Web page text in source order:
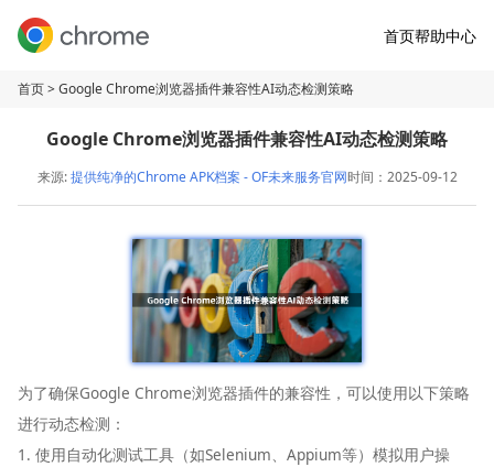
首页帮助中心
首页> Google Chrome浏览器插件兼容性AI动态检测策略
Google Chrome浏览器插件兼容性AI动态检测策略
来源:提供纯净的Chrome APK档案 - OF未来服务官网时间：2025-09-12
为了确保Google Chrome浏览器插件的兼容性，可以使用以下策略
进行动态检测：
1. 使用自动化测试工具（如Selenium、Appium等）模拟用户操